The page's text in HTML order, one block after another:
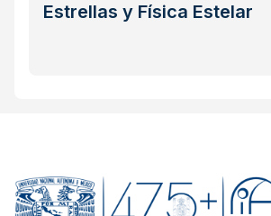
Estrellas y Física Estelar